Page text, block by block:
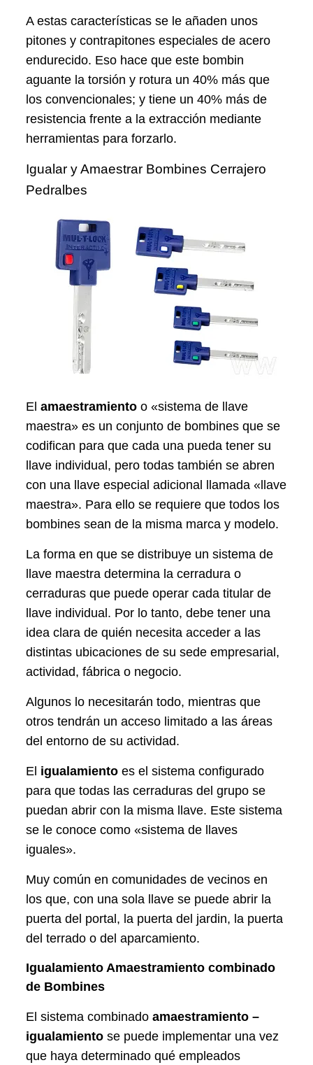
A estas características se le añaden unos
pitones y contrapitones especiales de acero
endurecido. Eso hace que este bombin
aguante la torsión y rotura un 40% más que
los convencionales; y tiene un 40% más de
resistencia frente a la extracción mediante
herramientas para forzarlo.
Igualar y Amaestrar Bombines Cerrajero
Pedralbes
Elamaestramiento o «sistema de llave
maestra» es un conjunto de bombines que se
codifican para que cada una pueda tener su
llave individual, pero todas también se abren
con una llave especial adicional llamada «llave
maestra». Para ello se requiere que todos los
bombines sean de la misma marca y modelo.
La forma en que se distribuye un sistema de
llave maestra determina la cerradura o
cerraduras que puede operar cada titular de
llave individual. Por lo tanto, debe tener una
idea clara de quién necesita acceder a las
distintas ubicaciones de su sede empresarial,
actividad, fábrica o negocio.
Algunos lo necesitarán todo, mientras que
otros tendrán un acceso limitado a las áreas
del entorno de su actividad.
El igualamiento es el sistema configurado
para que todas las cerraduras del grupo se
puedan abrir con la misma llave. Este sistema
se le conoce como «sistema de llaves
iguales».
Muy común en comunidades de vecinos en
los que, con una sola llave se puede abrir la
puerta del portal, la puerta del jardin, la puerta
del terrado o del aparcamiento.
Igualamiento Amaestramiento combinado
de Bombines
El sistema combinadoamaestramiento –
igualamiento se puede implementar una vez
que haya determinado qué empleados